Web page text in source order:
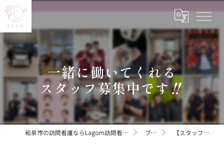
一緒に働いてくれる
スタッフ募集中です‼︎
和泉市の訪問看護ならLagom訪問看護ステーション ブログ 【スタッフ募集中】